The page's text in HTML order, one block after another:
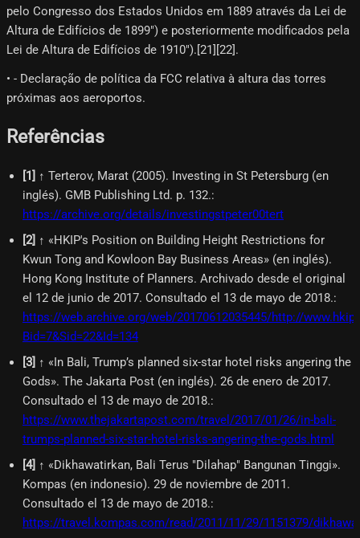
pelo Congresso dos Estados Unidos em 1889 através da Lei de
Altura de Edifícios de 1899") e posteriormente modificados pela
Lei de Altura de Edifícios de 1910").[21]​[22]​.
• - Declaração de política da FCC relativa à altura das torres
próximas aos aeroportos.
Referências
[1] ↑ Terterov, Marat (2005). Investing in St Petersburg (en
inglés). GMB Publishing Ltd. p. 132.:
https://archive.org/details/investingstpeter00tert
[2] ↑ «HKIP's Position on Building Height Restrictions for
Kwun Tong and Kowloon Bay Business Areas» (en inglés).
Hong Kong Institute of Planners. Archivado desde el original
el 12 de junio de 2017. Consultado el 13 de mayo de 2018.:
https://web.archive.org/web/20170612035445/http://
Bid=7&Sid=22&Id=134
[3] ↑ «In Bali, Trump’s planned six-star hotel risks angering the
Gods». The Jakarta Post (en inglés). 26 de enero de 2017.
Consultado el 13 de mayo de 2018.:
https://www.thejakartapost.com/travel/2017/01/26/in-bali-
trumps-planned-six-star-hotel-risks-angering-the-gods.html
[4] ↑ «Dikhawatirkan, Bali Terus "Dilahap" Bangunan Tinggi».
Kompas (en indonesio). 29 de noviembre de 2011.
Consultado el 13 de mayo de 2018.:
https://travel.kompas.com/read/2011/11/29/1151379/